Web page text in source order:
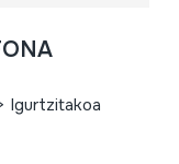
Igurtzitakoa